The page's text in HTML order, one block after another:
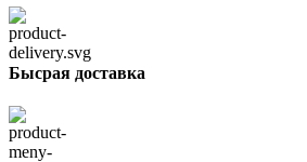
Бысрая доставка